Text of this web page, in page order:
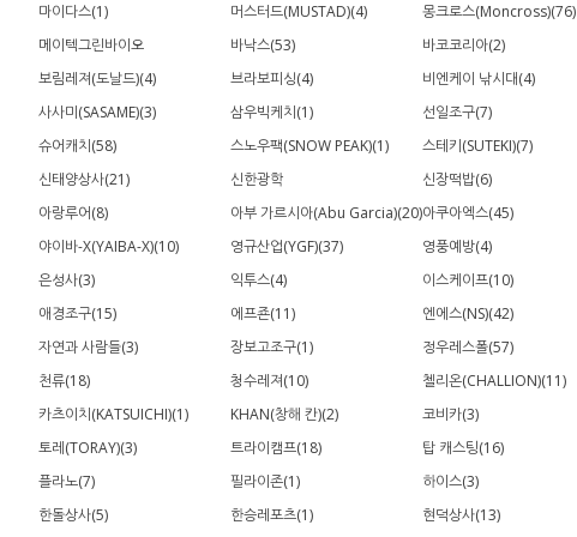
마이다스(1)
머스터드(MUSTAD)(4) 몽크로스(Moncross)(76)
메이텍그린바이오
바낙스(53) 바코코리아(2)
보림레져(도날드)(4)
브라보피싱(4) 비엔케이 낚시대(4)
사사미(SASAME)(3)
삼우빅케치(1) 선일조구(7)
슈어캐치(58)
스노우팩(SNOW PEAK)(1) 스테키(SUTEKI)(7)
신태양상사(21)
신한광학 신장떡밥(6)
아랑루어(8)
아부 가르시아(Abu Garcia)(20)아쿠아엑스(45)
야이바-X(YAIBA-X)(10)
영규산업(YGF)(37) 영풍예방(4)
은성사(3)
익투스(4) 이스케이프(10)
애경조구(15)
에프죤(11) 엔에스(NS)(42)
자연과 사람들(3)
장보고조구(1) 정우레스폴(57)
천류(18)
청수레져(10) 첼리온(CHALLION)(11)
카츠이치(KATSUICHI)(1)
KHAN(창해 칸)(2) 코비카(3)
토레(TORAY)(3)
트라이캠프(18) 탑 캐스팅(16)
플라노(7)
필라이존(1) 하이스(3)
한돌상사(5)
한승레포츠(1) 현덕상사(13)